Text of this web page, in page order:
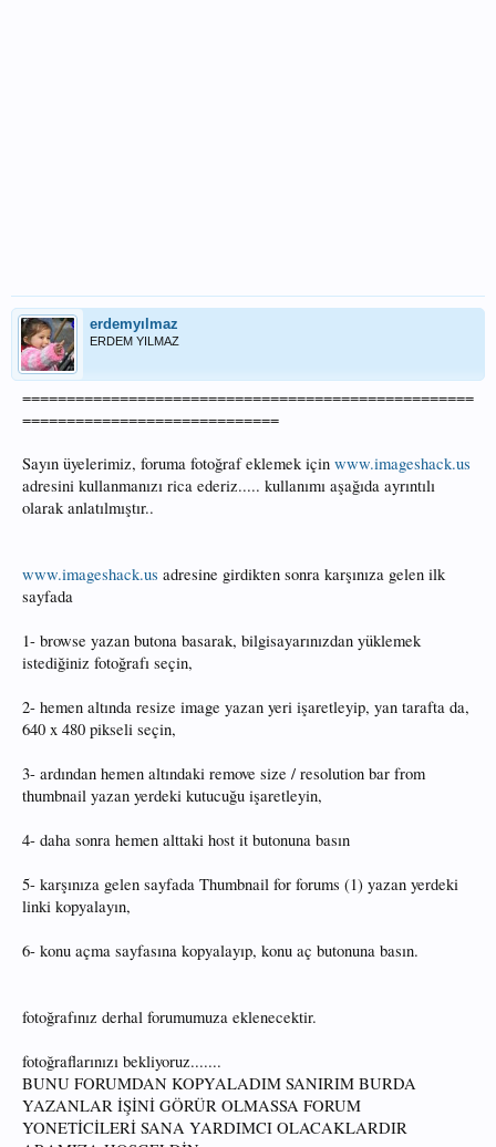
erdemyılmaz
ERDEM YILMAZ
===================================================
=============================
Sayın üyelerimiz, foruma fotoğraf eklemek için www.imageshack.us
adresini kullanmanızı rica ederiz..... kullanımı aşağıda ayrıntılı
olarak anlatılmıştır..
www.imageshack.us adresine girdikten sonra karşınıza gelen ilk
sayfada
1- browse yazan butona basarak, bilgisayarınızdan yüklemek
istediğiniz fotoğrafı seçin,
2- hemen altında resize image yazan yeri işaretleyip, yan tarafta da,
640 x 480 pikseli seçin,
3- ardından hemen altındaki remove size / resolution bar from
thumbnail yazan yerdeki kutucuğu işaretleyin,
4- daha sonra hemen alttaki host it butonuna basın
5- karşınıza gelen sayfada Thumbnail for forums (1) yazan yerdeki
linki kopyalayın,
6- konu açma sayfasına kopyalayıp, konu aç butonuna basın.
fotoğrafınız derhal forumumuza eklenecektir.
fotoğraflarınızı bekliyoruz.......
BUNU FORUMDAN KOPYALADIM SANIRIM BURDA
YAZANLAR İŞİNİ GÖRÜR OLMASSA FORUM
YONETİCİLERİ SANA YARDIMCI OLACAKLARDIR